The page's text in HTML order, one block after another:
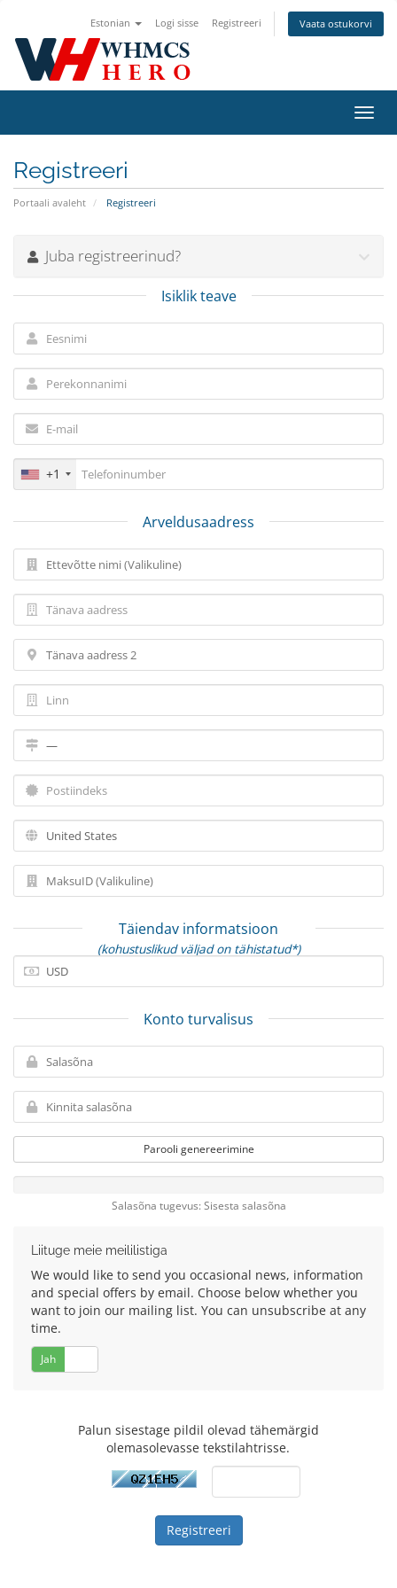
Estonian Logi sisse Registreeri Vaata ostukorvi
Registreeri
Portaali avaleht Registreeri
Juba registreerinud?
Isiklik teave
+1
Arveldusaadress
Täiendav informatsioon
(kohustuslikud väljad on tähistatud*)
Konto turvalisus
Parooli genereerimine
Salasõna tugevus: Sisesta salasõna
Liituge meie meililistiga
We would like to send you occasional news, information
and special offers by email. Choose below whether you
want to join our mailing list. You can unsubscribe at any
time.
Jah
Palun sisestage pildil olevad tähemärgid
olemasolevasse tekstilahtrisse.